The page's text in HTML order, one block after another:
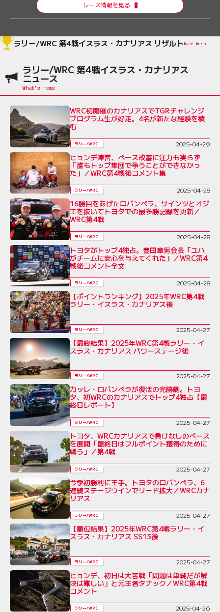
レース情報を見る
ラリー/WRC 第4戦イスラス・カナリアス リザルトRace Result
ラリー/WRC 第4戦イスラス・カナリアス
ニュース
WRC初開催のカナリアスでTGRチャレンジ
プログラム生が好走。4名が新たな経験を積
む
ラリー/WRC 2025-04-29
ヒョンデ陣営、ペース改善に注力も実らず
「誰もトップ集団で争うことができなかっ
た」／WRC第4戦後コメント集
ラリー/WRC 2025-04-28
16勝目をあげたロバンペラ、サインツとオジ
エを抜いてトヨタでの最多勝記録を更新／
WRC第4戦
ラリー/WRC 2025-04-28
トヨタがトップ4独占。豊田章男会長「ユハ
がチームに安心を与えてくれた」／WRC第4
戦後コメント全文
ラリー/WRC 2025-04-28
【ポイントランキング】2025年WRC第4戦
ラリー・イスラス・カナリアス後
ラリー/WRC 2025-04-27
【最終結果】2025年WRC第4戦ラリー・イ
スラス・カナリアス パワーステージ後
ラリー/WRC 2025-04-27
カッレ・ロバンペラが復活の完勝劇。トヨ
タ、初WRCのカナリアスでトップ4独占【最
終日レポート】
ラリー/WRC 2025-04-27
トヨタ、WRCカナリアスで負けなしのペース
を展開「最終日はフルポイント獲得のために
戦う」／第4戦
ラリー/WRC 2025-04-27
今季初勝利に王手。トヨタのロバンペラ、6
連続ステージウインでリード拡大／WRCカナ
リアス
ラリー/WRC 2025-04-27
【順位結果】2025年WRC第4戦ラリー・イ
スラス・カナリアス SS13後
ラリー/WRC 2025-04-27
ヒョンデ、初日は大苦戦「問題は単純だが解
決は難しい」と元王者タナック／WRC第4戦
コメント
ラリー/WRC 2025-04-26